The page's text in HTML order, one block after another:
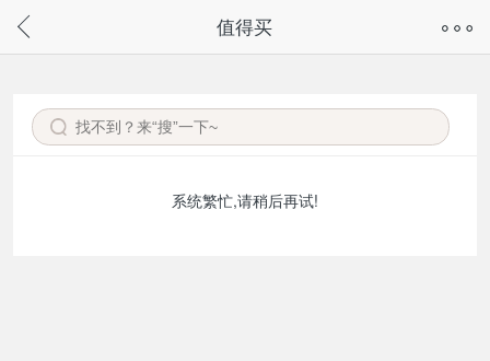
请通过微信或支付宝搜“奇兔客小程序”访问
值得买
系统繁忙,请稍后再试!